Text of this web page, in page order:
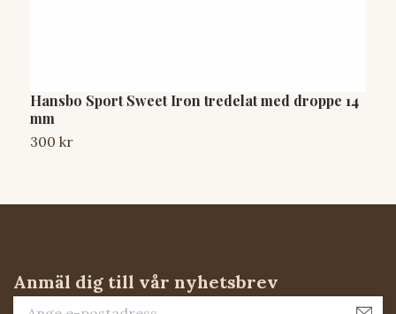
Hansbo Sport Sweet Iron tredelat med droppe 14
mm
300 kr
Anmäl dig till vår nyhetsbrev